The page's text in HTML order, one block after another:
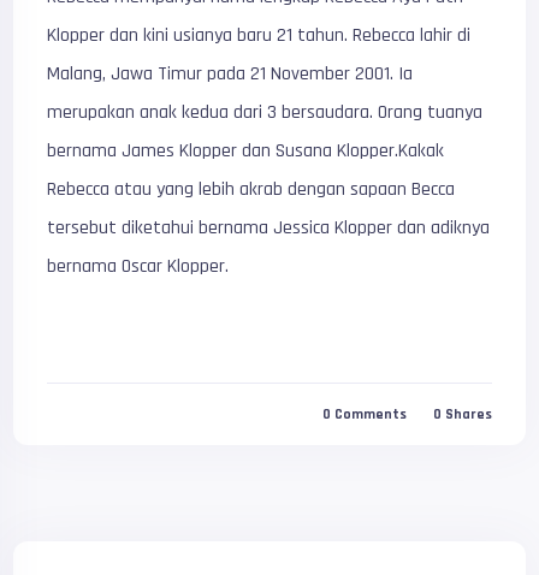
Klopper dan kini usianya baru 21 tahun. Rebecca lahir di
Malang, Jawa Timur pada 21 November 2001. Ia
merupakan anak kedua dari 3 bersaudara. Orang tuanya
bernama James Klopper dan Susana Klopper.Kakak
Rebecca atau yang lebih akrab dengan sapaan Becca
tersebut diketahui bernama Jessica Klopper dan adiknya
bernama Oscar Klopper.
0 Comments 0 Shares